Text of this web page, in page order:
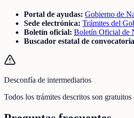
Portal de ayudas: Gobierno de
Sede electrónica: Trámites del
Boletín oficial: Boletín Oficial de
Buscador estatal de
Desconfía de intermediarios
Todos los trámites descritos son